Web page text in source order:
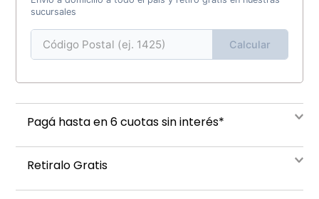
sucursales
Calcular
Pagá hasta en 6 cuotas sin interés*
Retiralo Gratis